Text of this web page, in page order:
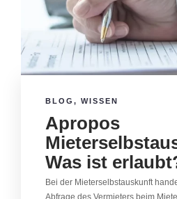
BLOG , WISSEN
Apropos
Was ist
Bei der Mieterselbstauskunft
Abfrage des Vermieters beim